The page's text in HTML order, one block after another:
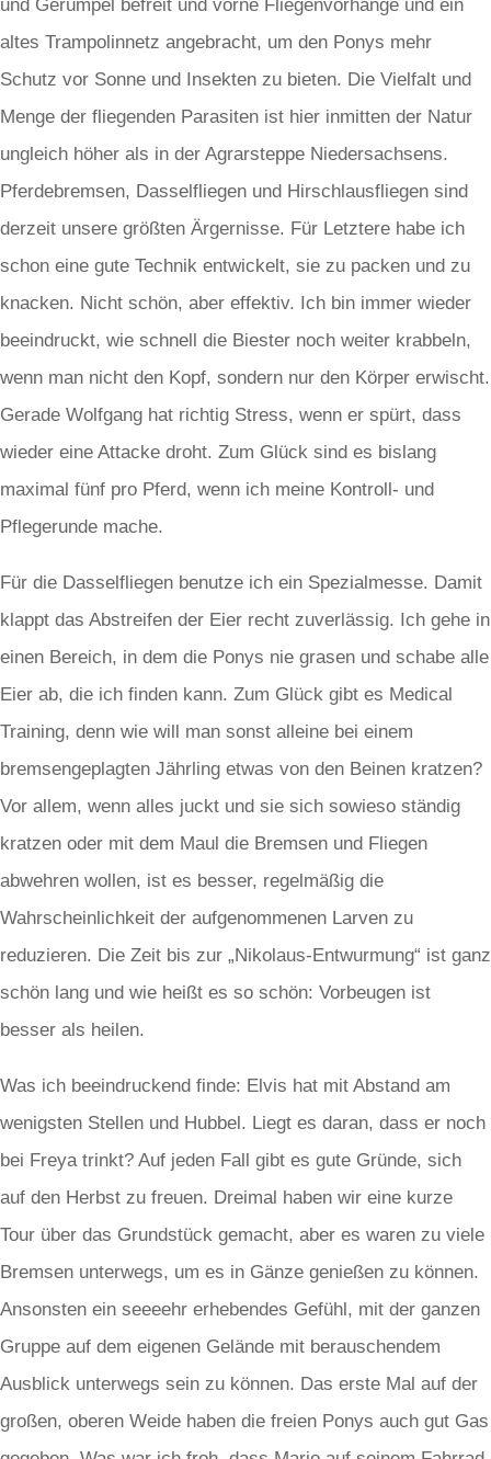
und Gerümpel befreit und vorne Fliegenvorhänge und ein
altes Trampolinnetz angebracht, um den Ponys mehr
Schutz vor Sonne und Insekten zu bieten. Die Vielfalt und
Menge der fliegenden Parasiten ist hier inmitten der Natur
ungleich höher als in der Agrarsteppe Niedersachsens.
Pferdebremsen, Dasselfliegen und Hirschlausfliegen sind
derzeit unsere größten Ärgernisse. Für Letztere habe ich
schon eine gute Technik entwickelt, sie zu packen und zu
knacken. Nicht schön, aber effektiv. Ich bin immer wieder
beeindruckt, wie schnell die Biester noch weiter krabbeln,
wenn man nicht den Kopf, sondern nur den Körper erwischt.
Gerade Wolfgang hat richtig Stress, wenn er spürt, dass
wieder eine Attacke droht. Zum Glück sind es bislang
maximal fünf pro Pferd, wenn ich meine Kontroll- und
Pflegerunde mache.
Für die Dasselfliegen benutze ich ein Spezialmesse. Damit
klappt das Abstreifen der Eier recht zuverlässig. Ich gehe in
einen Bereich, in dem die Ponys nie grasen und schabe alle
Eier ab, die ich finden kann. Zum Glück gibt es Medical
Training, denn wie will man sonst alleine bei einem
bremsengeplagten Jährling etwas von den Beinen kratzen?
Vor allem, wenn alles juckt und sie sich sowieso ständig
kratzen oder mit dem Maul die Bremsen und Fliegen
abwehren wollen, ist es besser, regelmäßig die
Wahrscheinlichkeit der aufgenommenen Larven zu
reduzieren. Die Zeit bis zur „Nikolaus-Entwurmung“ ist ganz
schön lang und wie heißt es so schön: Vorbeugen ist
besser als heilen.
Was ich beeindruckend finde: Elvis hat mit Abstand am
wenigsten Stellen und Hubbel. Liegt es daran, dass er noch
bei Freya trinkt? Auf jeden Fall gibt es gute Gründe, sich
auf den Herbst zu freuen. Dreimal haben wir eine kurze
Tour über das Grundstück gemacht, aber es waren zu viele
Bremsen unterwegs, um es in Gänze genießen zu können.
Ansonsten ein seeeehr erhebendes Gefühl, mit der ganzen
Gruppe auf dem eigenen Gelände mit berauschendem
Ausblick unterwegs sein zu können. Das erste Mal auf der
großen, oberen Weide haben die freien Ponys auch gut Gas